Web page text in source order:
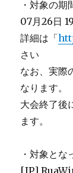
・対象の期
07月26日
詳細は「
さい
なお、実際
なります。
大会終了後
ます。
・対象と
[JP]